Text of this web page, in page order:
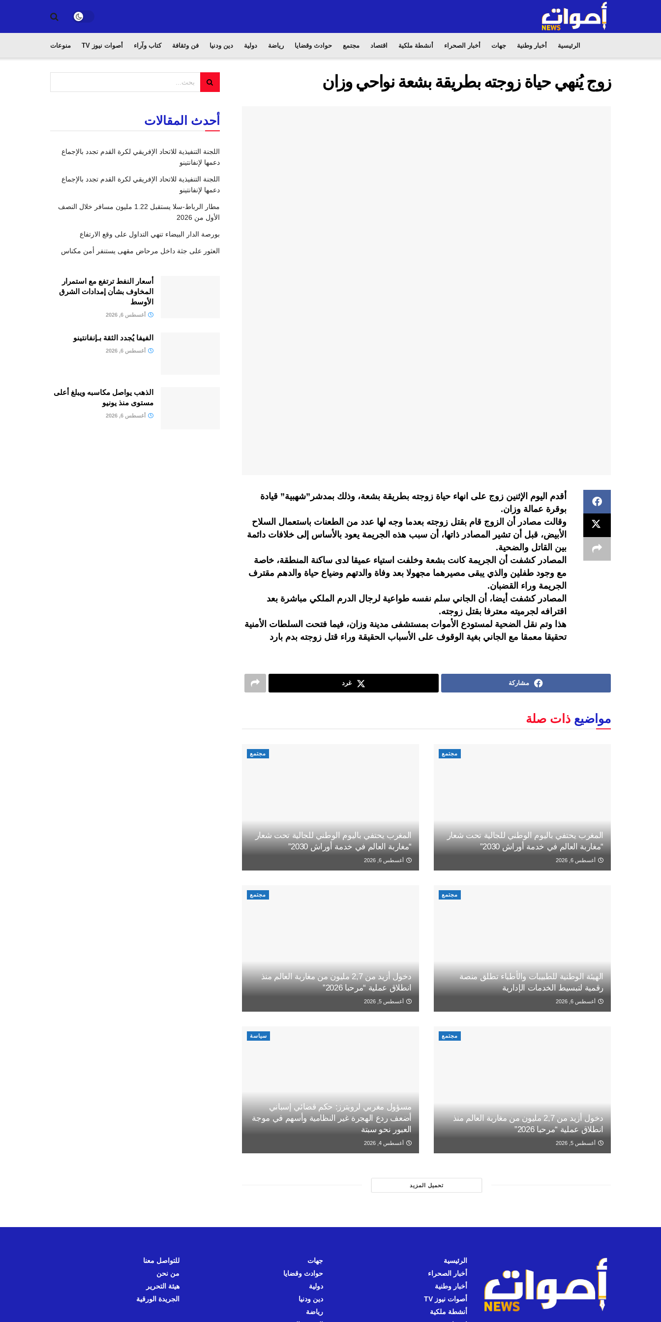
الرئيسية أخبار وطنية جهات أخبار الصحراء أنشطة ملكية اقتصاد مجتمع حوادث وقضايا رياضة دولية دين ودنيا فن وثقافة كتاب وآراء أصوات نيوز TV منوعات
زوج يُنهي حياة زوجته بطريقة بشعة نواحي وزان
أقدم اليوم الإثنين زوج على انهاء حياة زوجته بطريقة بشعة، وذلك بمدشر”شهبية” قيادة
بوقرة عمالة وزان.
وقالت مصادر أن الزوج قام بقتل زوجته بعدما وجه لها عدد من الطعنات باستعمال السلاح
الأبيض، قبل أن تشير المصادر ذاتها، أن سبب هذه الجريمة يعود بالأساس إلى خلافات دائمة
بين القاتل والضحية.
المصادر كشفت أن الجريمة كانت بشعة وخلفت استياء عميقا لدى ساكنة المنطقة، خاصة
مع وجود طفلين والذي يبقى مصيرهما مجهولا بعد وفاة والدتهم وضياع حياة والدهم مقترف
الجريمة وراء القضبان.
المصادر كشفت أيضا، أن الجاني سلم نفسه طواعية لرجال الدرم الملكي مباشرة بعد
اقترافه لجرميته معترفا بقتل زوجته.
هذا وتم نقل الضحية لمستودع الأموات بمستشفى مدينة وزان، فيما فتحت السلطات الأمنية
تحقيقا معمقا مع الجاني بغية الوقوف على الأسباب الحقيقة وراء قتل زوجته بدم بارد
مشاركة غرد
مواضيع ذات صلة
مجتمع
المغرب يحتفي باليوم الوطني للجالية تحت شعار
“مغاربة العالم في خدمة أوراش 2030”
أغسطس 6, 2026
مجتمع
المغرب يحتفي باليوم الوطني للجالية تحت شعار
“مغاربة العالم في خدمة أوراش 2030”
أغسطس 6, 2026
مجتمع
الهيئة الوطنية للطبيبات والأطباء تطلق منصة
رقمية لتبسيط الخدمات الإدارية
أغسطس 6, 2026
مجتمع
دخول أزيد من 2,7 مليون من مغاربة العالم منذ
انطلاق عملية “مرحبا 2026”
أغسطس 5, 2026
مجتمع
دخول أزيد من 2,7 مليون من مغاربة العالم منذ
انطلاق عملية “مرحبا 2026”
أغسطس 5, 2026
سياسة
مسؤول مغربي لرويترز: حكم قضائي إسباني
أضعف ردع الهجرة غير النظامية وأسهم في موجة
العبور نحو سبتة
أغسطس 4, 2026
تحميل المزيد
أحدث المقالات
اللجنة التنفيذية للاتحاد الإفريقي لكرة القدم تجدد بالإجماع
دعمها لإنفانتينو
اللجنة التنفيذية للاتحاد الإفريقي لكرة القدم تجدد بالإجماع
دعمها لإنفانتينو
مطار الرباط-سلا يستقبل 1.22 مليون مسافر خلال النصف
الأول من 2026
بورصة الدار البيضاء تنهي التداول على وقع الارتفاع
العثور على جثة داخل مرحاض مقهى يستنفر أمن مكناس
أسعار النفط ترتفع مع استمرار
المخاوف بشأن إمدادات الشرق
الأوسط
أغسطس 6, 2026
الفيفا يُجدد الثقة بـإنفانتينو
أغسطس 6, 2026
الذهب يواصل مكاسبه ويبلغ أعلى
مستوى منذ يونيو
أغسطس 6, 2026
الرئيسية
أخبار الصحراء
أخبار وطنية
أصوات نيوز TV
أنشطة ملكية
جهات
حوادث وقضايا
دولية
دين ودنيا
رياضة
للتواصل معنا
من نحن
هيئة التحرير
الجريدة الورقية